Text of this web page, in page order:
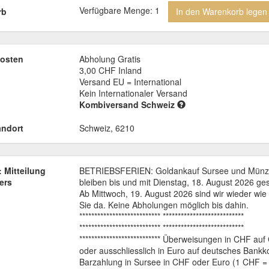
Verfügbare Menge: 1 In den Warenkorb legen
Abholung Gratis
3,00 CHF Inland
Versand EU = International
Kein Internationaler Versand
Kombiversand Schweiz
Schweiz, 6210
Mitteilung
BETRIEBSFERIEN: Goldankauf Sursee und
bleiben bis und mit Dienstag, 18. August 2026
Ab Mittwoch, 19. August 2026 sind wir wieder
Sie da. Keine Abholungen möglich bis dahin.
*************************** ***************************
*************************** ***************************
*************************** Überweisungen in CHF
oder ausschliesslich in Euro auf deutsches
Barzahlung in Sursee in CHF oder Euro (1 CHF